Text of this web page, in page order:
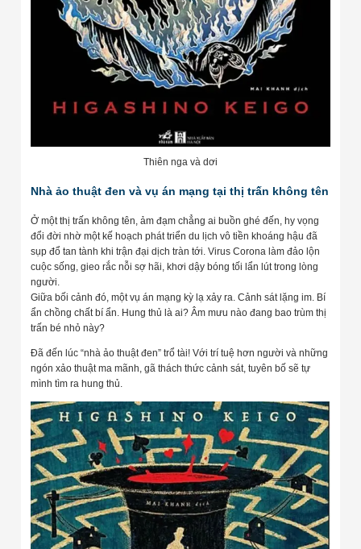
Thiên nga và dơi
Nhà ảo thuật đen và vụ án mạng tại thị trấn không tên
Ở một thị trấn không tên, ảm đạm chẳng ai buồn ghé đến, hy vọng
đổi đời nhờ một kế hoạch phát triển du lịch vô tiền khoáng hậu đã
sụp đổ tan tành khi trận đại dịch tràn tới. Virus Corona làm đảo lộn
cuộc sống, gieo rắc nỗi sợ hãi, khơi dậy bóng tối lẩn lút trong lòng
người.
Giữa bối cảnh đó, một vụ án mạng kỳ lạ xảy ra. Cảnh sát lặng im. Bí
ẩn chồng chất bí ẩn. Hung thủ là ai? Âm mưu nào đang bao trùm thị
trấn bé nhỏ này?
Đã đến lúc “nhà ảo thuật đen” trổ tài! Với trí tuệ hơn người và những
ngón xảo thuật ma mãnh, gã thách thức cảnh sát, tuyên bố sẽ tự
mình tìm ra hung thủ.